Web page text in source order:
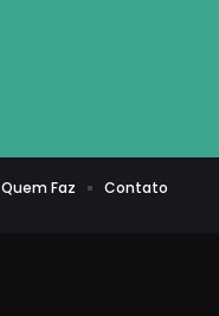
Quem Faz Contato